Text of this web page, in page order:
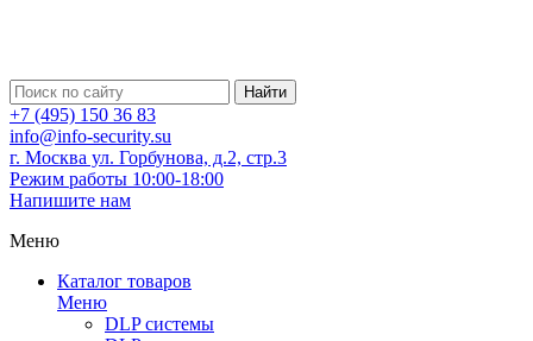
Найти
+7 (495) 150 36 83
info@info-security.su
г. Москва ул. Горбунова, д.2, стр.3
Режим работы 10:00-18:00
Напишите нам
Меню
Каталог товаров
Меню
DLP системы